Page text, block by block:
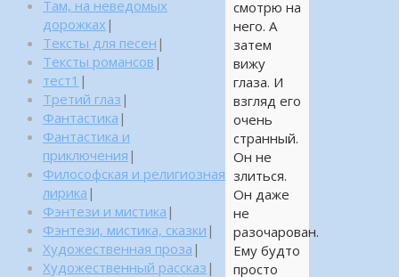
смотрю на
него. А
затем
вижу
глаза. И
взгляд его
очень
странный.
Он не
злиться.
Он даже
не
разочарован.
Ему будто
просто
Там, на неведомых
дорожках |
Тексты для песен |
Тексты романсов |
тест1 |
Третий глаз |
Фантастика |
Фантастика и
приключения |
Философская и религиозная
лирика |
Фэнтези и мистика |
Фэнтези, мистика, сказки |
Художественная проза |
Художественный рассказ |